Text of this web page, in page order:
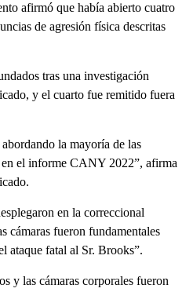
afirmó que había abierto cuatro
de agresión física descritas
tras una investigación
y el cuarto fue remitido fuera
la mayoría de las
en el informe CANY 2022”, afirma
en la correccional
cámaras fueron fundamentales
ataque fatal al Sr. Brooks”.
y las cámaras corporales fueron